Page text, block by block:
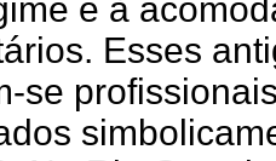
e à
Esses
se